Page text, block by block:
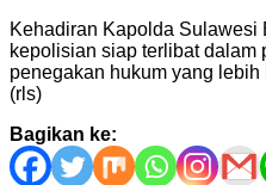
Kehadiran Kapolda Sulawesi
kepolisian siap terlibat dalam
penegakan hukum yang
(rls)
Bagikan ke: